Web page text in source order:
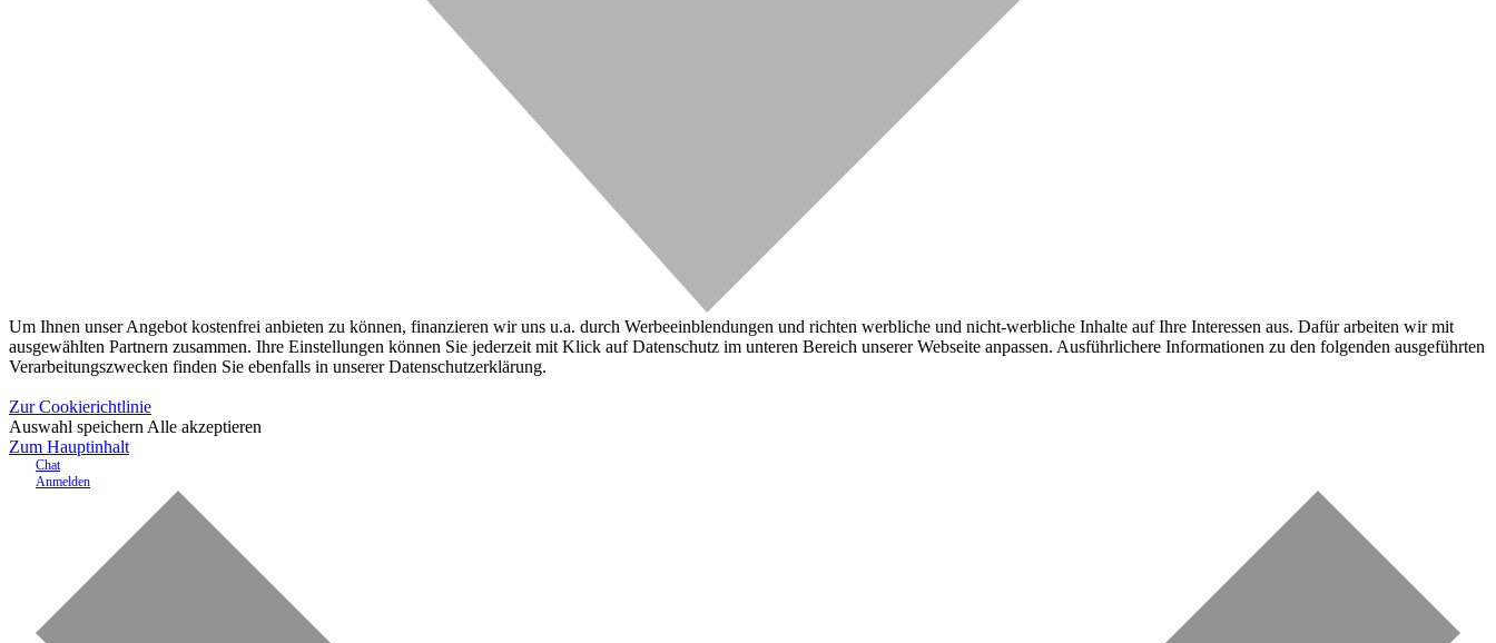
Um Ihnen unser Angebot kostenfrei anbieten zu können, finanzieren wir uns u.a. durch Werbeeinblendungen und richten werbliche und nicht-werbliche Inhalte auf Ihre Interessen aus. Dafür arbeiten wir mit
ausgewählten Partnern zusammen. Ihre Einstellungen können Sie jederzeit mit Klick auf Datenschutz im unteren Bereich unserer Webseite anpassen. Ausführlichere Informationen zu den folgenden ausgeführten
Verarbeitungszwecken finden Sie ebenfalls in unserer Datenschutzerklärung.
Zur Cookierichtlinie
Auswahl speichern Alle akzeptieren
Zum Hauptinhalt
Chat
Anmelden